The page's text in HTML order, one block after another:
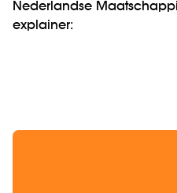
Neder­landse
explainer: